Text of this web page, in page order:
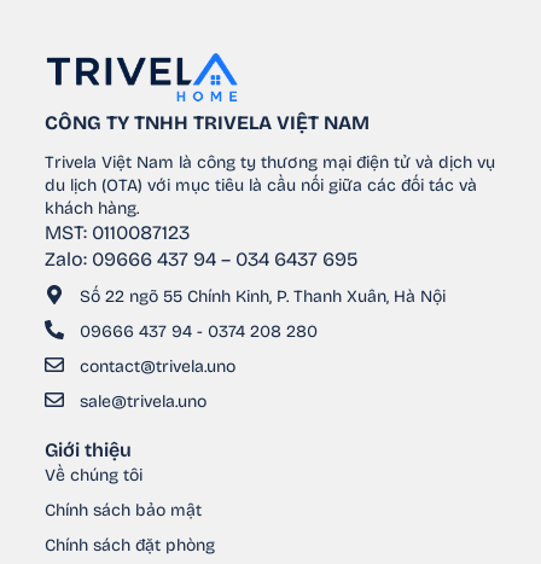
CÔNG TY TNHH TRIVELA VIỆT NAM
Trivela Việt Nam là công ty thương mại điện tử và dịch vụ
du lịch (OTA) với mục tiêu là cầu nối giữa các đối tác và
khách hàng.
MST: 0110087123
Zalo: 09666 437 94 – 034 6437 695
Số 22 ngõ 55 Chính Kinh, P. Thanh Xuân, Hà Nội
09666 437 94 - 0374 208 280
contact@trivela.uno
sale@trivela.uno
Giới thiệu
Về chúng tôi
Chính sách bảo mật
Chính sách đặt phòng